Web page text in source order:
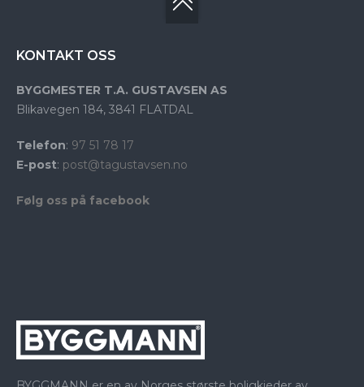
KONTAKT OSS
BYGGMESTER T.A. GUSTAVSEN AS
Blikavegen 184, 3841 FLATDAL
Telefon: 97 51 78 17
E-post: post@tagustavsen.no
Følg oss på facebook